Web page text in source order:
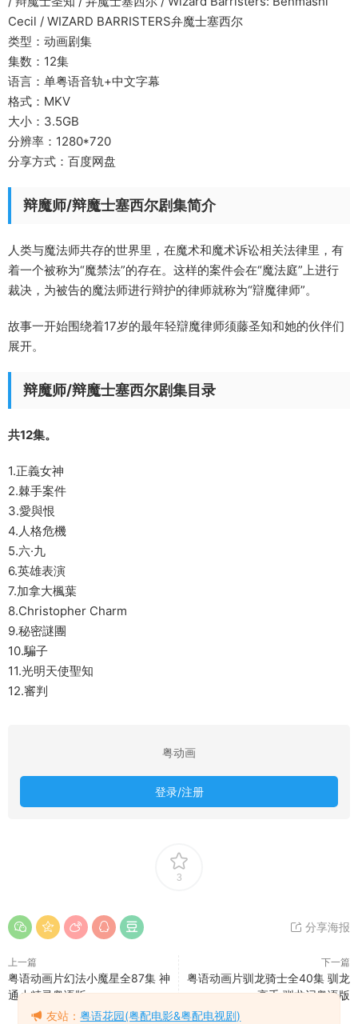
Cecil / WIZARD BARRISTERS弁魔士塞西尔
类型：动画剧集
集数：12集
语言：单粤语音轨+中文字幕
格式：MKV
大小：3.5GB
分辨率：1280*720
分享方式：百度网盘
辩魔师/辩魔士塞西尔剧集简介
人类与魔法师共存的世界里，在魔术和魔术诉讼相关法律里，有
着一个被称为“魔禁法”的存在。这样的案件会在“魔法庭”上进行
裁决，为被告的魔法师进行辩护的律师就称为“辯魔律师”。
故事一开始围绕着17岁的最年轻辯魔律师须藤圣知和她的伙伴们
展开。
辩魔师/辩魔士塞西尔剧集目录
共12集。
1.正義女神
2.棘手案件
3.愛與恨
4.人格危機
5.六·九
6.英雄表演
7.加拿大楓葉
8.Christopher Charm
9.秘密謎團
10.騙子
11.光明天使聖知
12.審判
粤动画
登录/注册
3
分享海报
上一篇
粤语动画片幻法小魔星全87集 神
通小精灵粤语版
下一篇
粤语动画片驯龙骑士全40集 驯龙
高手 驯龙记粤语版
友站：粤语花园(粤配电影&粤配电视剧)